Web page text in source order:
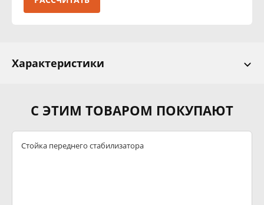
Характеристики
С ЭТИМ ТОВАРОМ ПОКУПАЮТ
Стойка переднего стабилизатора